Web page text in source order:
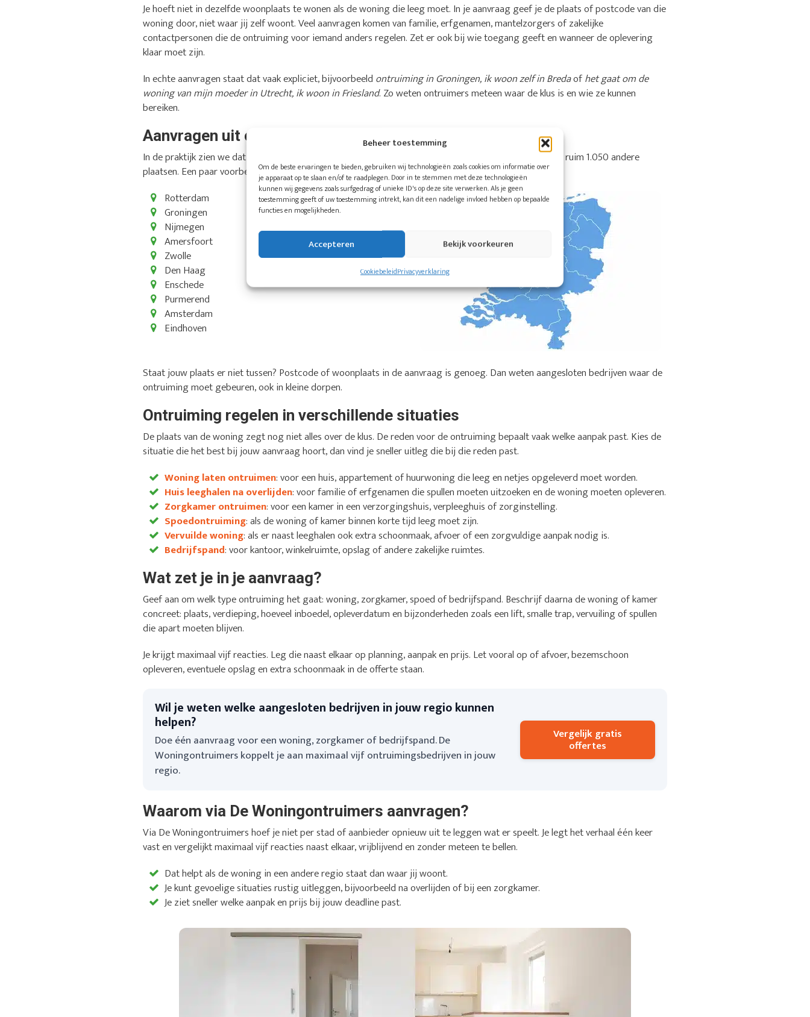
Beheer toestemming
Om de beste ervaringen te bieden, gebruiken wij technologieën zoals cookies om informatie over
je apparaat op te slaan en/of te raadplegen. Door in te stemmen met deze technologieën
kunnen wij gegevens zoals surfgedrag of unieke ID's op deze site verwerken. Als je geen
toestemming geeft of uw toestemming intrekt, kan dit een nadelige invloed hebben op bepaalde
functies en mogelijkheden.
Accepteren Bekijk voorkeuren
CookiebeleidPrivacyverklaring
Je hoeft niet in dezelfde woonplaats te wonen als de woning die leeg moet. In je aanvraag geef je de plaats of postcode van die
woning door, niet waar jij zelf woont. Veel aanvragen komen van familie, erfgenamen, mantelzorgers of zakelijke
contactpersonen die de ontruiming voor iemand anders regelen. Zet er ook bij wie toegang geeft en wanneer de oplevering
klaar moet zijn.
In echte aanvragen staat dat vaak expliciet, bijvoorbeeld ontruiming in Groningen, ik woon zelf in Bredaofhet gaat om de
woning van mijn moeder in Utrecht, ik woon in Friesland. Zo weten ontruimers meteen waar de klus is en wie ze kunnen
bereiken.
Aanvragen uit onder andere deze plaatsen
In de praktijk zien we dat veel aanvragen uit Amsterdam, Rotterdam en Den Haag komen, maar ook uit ruim 1.050 andere
plaatsen. Een paar voorbeelden uit het hele land:
Rotterdam
Groningen
Nijmegen
Amersfoort
Zwolle
Den Haag
Enschede
Purmerend
Amsterdam
Eindhoven
Staat jouw plaats er niet tussen? Postcode of woonplaats in de aanvraag is genoeg. Dan weten aangesloten bedrijven waar de
ontruiming moet gebeuren, ook in kleine dorpen.
Ontruiming regelen in verschillende situaties
De plaats van de woning zegt nog niet alles over de klus. De reden voor de ontruiming bepaalt vaak welke aanpak past. Kies de
situatie die het best bij jouw aanvraag hoort, dan vind je sneller uitleg die bij die reden past.
Woning laten ontruimen: voor een huis, appartement of huurwoning die leeg en netjes opgeleverd moet worden.
Huis leeghalen na overlijden: voor familie of erfgenamen die spullen moeten uitzoeken en de woning moeten opleveren.
Zorgkamer ontruimen: voor een kamer in een verzorgingshuis, verpleeghuis of zorginstelling.
Spoedontruiming: als de woning of kamer binnen korte tijd leeg moet zijn.
Vervuilde woning: als er naast leeghalen ook extra schoonmaak, afvoer of een zorgvuldige aanpak nodig is.
Bedrijfspand: voor kantoor, winkelruimte, opslag of andere zakelijke ruimtes.
Wat zet je in je aanvraag?
Geef aan om welk type ontruiming het gaat: woning, zorgkamer, spoed of bedrijfspand. Beschrijf daarna de woning of kamer
concreet: plaats, verdieping, hoeveel inboedel, opleverdatum en bijzonderheden zoals een lift, smalle trap, vervuiling of spullen
die apart moeten blijven.
Je krijgt maximaal vijf reacties. Leg die naast elkaar op planning, aanpak en prijs. Let vooral op of afvoer, bezemschoon
opleveren, eventuele opslag en extra schoonmaak in de offerte staan.
Wil je weten welke aangesloten bedrijven in jouw regio kunnen
helpen?
Doe één aanvraag voor een woning, zorgkamer of bedrijfspand. De
Woningontruimers koppelt je aan maximaal vijf ontruimingsbedrijven in jouw
regio.
Vergelijk gratis
offertes
Waarom via De Woningontruimers aanvragen?
Via De Woningontruimers hoef je niet per stad of aanbieder opnieuw uit te leggen wat er speelt. Je legt het verhaal één keer
vast en vergelijkt maximaal vijf reacties naast elkaar, vrijblijvend en zonder meteen te bellen.
Dat helpt als de woning in een andere regio staat dan waar jij woont.
Je kunt gevoelige situaties rustig uitleggen, bijvoorbeeld na overlijden of bij een zorgkamer.
Je ziet sneller welke aanpak en prijs bij jouw deadline past.